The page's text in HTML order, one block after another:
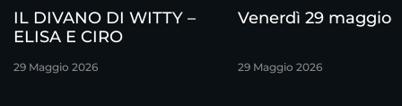
IL DIVANO DI WITTY –
ELISA E CIRO
29 Maggio 2026
Venerdì 29 maggio
29 Maggio 2026